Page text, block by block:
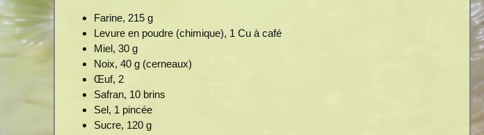
Farine, 215 g
Levure en poudre (chimique), 1 Cu à café
Miel, 30 g
Noix, 40 g (cerneaux)
Œuf, 2
Safran, 10 brins
Sel, 1 pincée
Sucre, 120 g